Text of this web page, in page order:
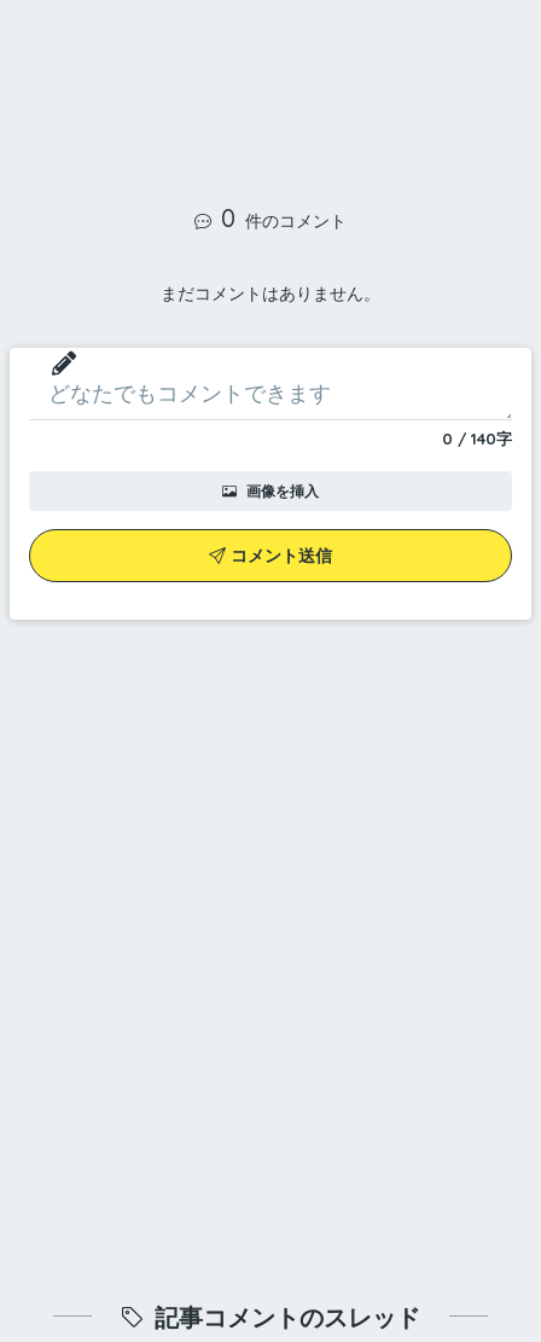
0 件のコメント
まだコメントはありません。
0 / 140字
画像を挿入
コメント送信
記事コメントのスレッド